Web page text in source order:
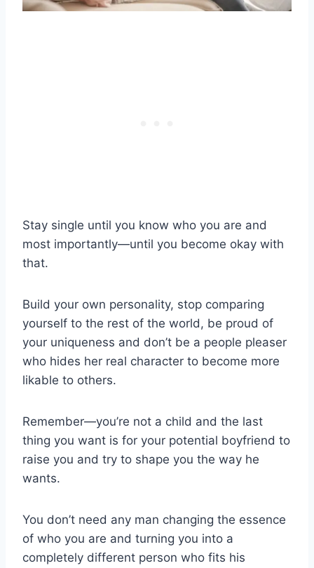
Stay single until you know who you are and
most importantly—until you become okay with
that.
Build your own personality, stop comparing
yourself to the rest of the world, be proud of
your uniqueness and don’t be a people pleaser
who hides her real character to become more
likable to others.
Remember—you’re not a child and the last
thing you want is for your potential boyfriend to
raise you and try to shape you the way he
wants.
You don’t need any man changing the essence
of who you are and turning you into a
completely different person who fits his